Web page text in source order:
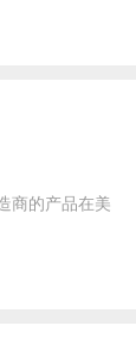
商的产品在美